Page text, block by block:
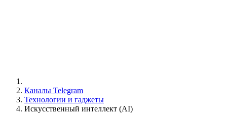
Каналы Telegram
Технологии и гаджеты
Искусственный интеллект (AI)